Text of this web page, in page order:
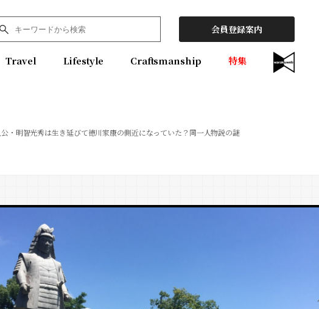
会員登録案内
Travel Lifestyle Craftsmanship 特集
公・明智光秀は生き延びて徳川家康の側近になっていた？同一人物説の謎